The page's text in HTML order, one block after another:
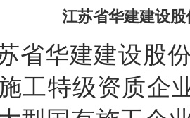
江苏省华建建设
华建建设股份
工特级资质企